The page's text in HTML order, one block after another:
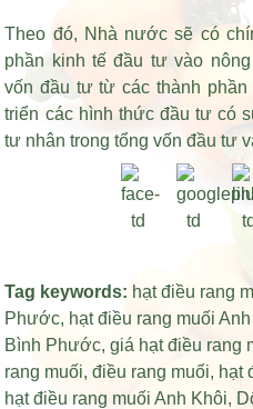
Theo đó, Nhà nước sẽ có
phần kinh tế đầu tư vào
vốn đầu tư từ các thành
triển các hình thức đầu tư có
tư nhân trong tổng vốn đầu tư
Tag keywords: hạt điều rang
Phước, hạt điều rang muối
Bình Phước,giá hạt điều rang
rang muối,điều rang muối, hạt
hạt điều rang muối Anh Khôi,